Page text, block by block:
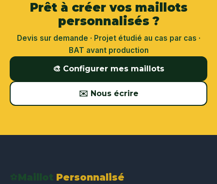
Prêt à créer vos maillots
personnalisés ?
Devis sur demande · Projet étudié au cas par cas ·
BAT avant production
🎨 Configurer mes maillots
✉️ Nous écrire
⚽Maillot Personnalisé